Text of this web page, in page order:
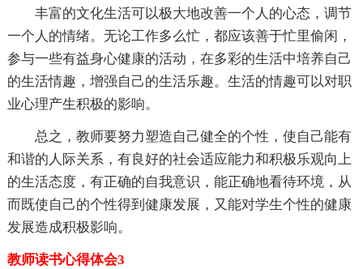
丰富的文化生活可以极大地改善一个人的心态，调节
一个人的情绪。无论工作多么忙，都应该善于忙里偷闲，
参与一些有益身心健康的活动，在多彩的生活中培养自己
的生活情趣，增强自己的生活乐趣。生活的情趣可以对职
业心理产生积极的影响。
总之，教师要努力塑造自己健全的个性，使自己能有
和谐的人际关系，有良好的社会适应能力和积极乐观向上
的生活态度，有正确的自我意识，能正确地看待环境，从
而既使自己的个性得到健康发展，又能对学生个性的健康
发展造成积极影响。
教师读书心得体会3